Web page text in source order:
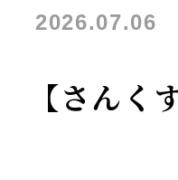
2026.07.06
【さんく